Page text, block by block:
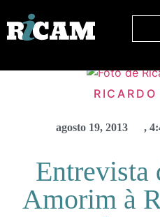
agosto 19, 2013 ,
Entrevista
Amorim à